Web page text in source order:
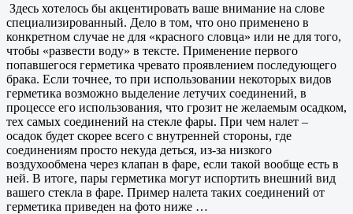
Здесь хотелось бы акцентировать ваше внимание на слове
специализированный. Дело в том, что оно применено в
конкретном случае не для «красного словца» или не для того,
чтобы «развести воду» в тексте. Применение первого
попавшегося герметика чревато проявлением последующего
брака. Если точнее, то при использовании некоторых видов
герметика возможно выделение летучих соединений, в
процессе его использования, что грозит не желаемым осадком,
тех самых соединений на стекле фары. При чем налет –
осадок будет скорее всего с внутренней стороны, где
соединениям просто некуда деться, из-за низкого
воздухообмена через клапан в фаре, если такой вообще есть в
ней. В итоге, пары герметика могут испортить внешний вид
вашего стекла в фаре. Пример налета таких соединений от
герметика приведен на фото ниже …